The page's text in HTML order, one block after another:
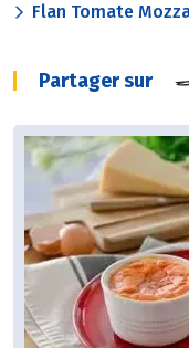
Flan Tomate
Partager sur